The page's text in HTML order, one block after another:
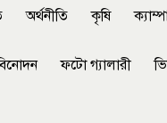
অর্থনীতি কৃষি
ফটো গ্যালারী